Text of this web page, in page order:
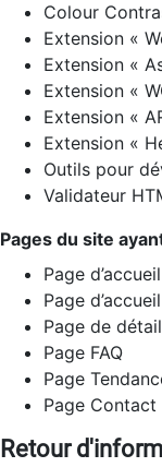
Colour
Extension «
Extension «
Extension «
Extension «
Extension «
Outils pour
Validateur
Pages du site
Page
Page
Page de
Page FAQ
Page
Page Contact
Retour